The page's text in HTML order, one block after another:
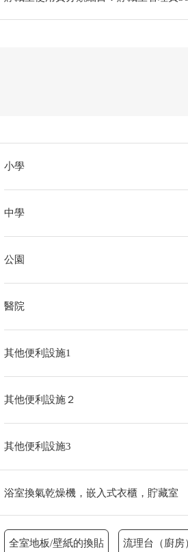
小學
中學
公園
醫院
其他便利設施1
其他便利設施２
其他便利設施3
浴室換氣乾燥機，嵌入式衣櫃，貯藏室
全室地板/壁紙的換貼 流理台（廚房